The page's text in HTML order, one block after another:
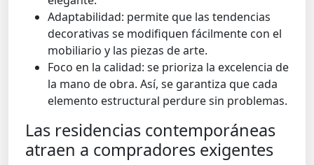
Adaptabilidad: permite que las tendencias
decorativas se modifiquen fácilmente con el
mobiliario y las piezas de arte.
Foco en la calidad: se prioriza la excelencia de
la mano de obra. Así, se garantiza que cada
elemento estructural perdure sin problemas.
Las residencias contemporáneas
atraen a compradores exigentes